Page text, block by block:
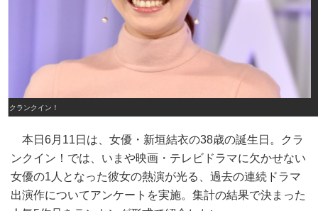
クランクイン！
本日6月11日は、女優・新垣結衣の38歳の誕生日。クラ
ンクイン！では、いまや映画・テレビドラマに欠かせない
女優の1人となった彼女の熱演が光る、過去の連続ドラマ
出演作についてアンケートを実施。集計の結果で決まった